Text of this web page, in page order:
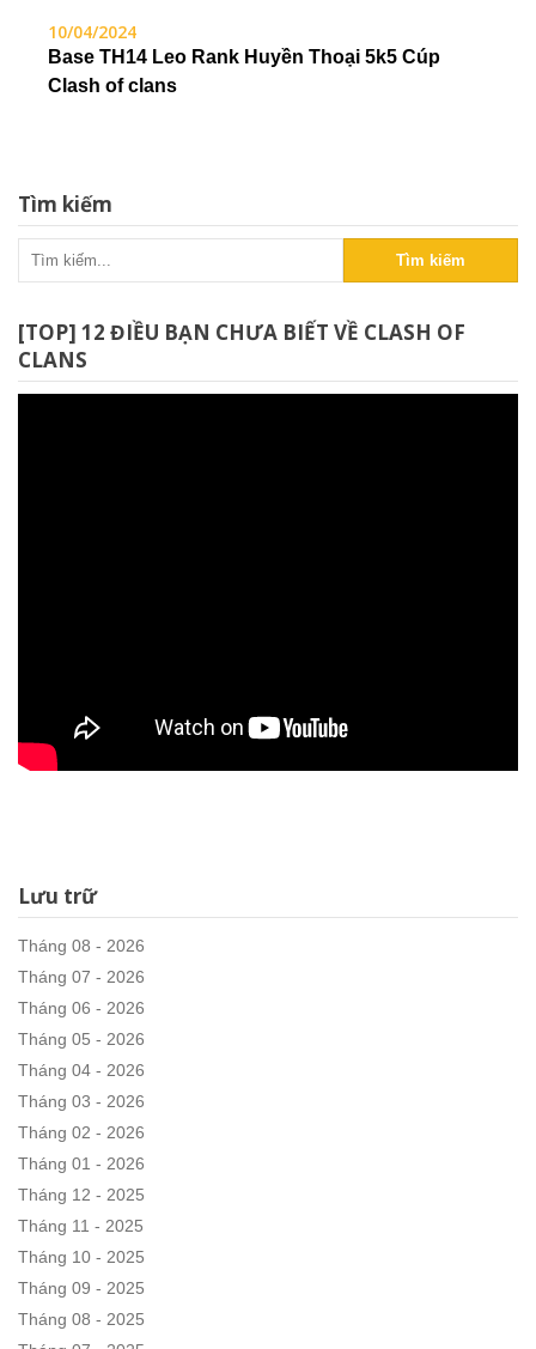
10/04/2024
Base TH14 Leo Rank Huyền Thoại 5k5 Cúp
Clash of clans
Tìm kiếm
Tìm kiếm
[TOP] 12 ĐIỀU BẠN CHƯA BIẾT VỀ CLASH OF
CLANS
Lưu trữ
Tháng 08 - 2026
Tháng 07 - 2026
Tháng 06 - 2026
Tháng 05 - 2026
Tháng 04 - 2026
Tháng 03 - 2026
Tháng 02 - 2026
Tháng 01 - 2026
Tháng 12 - 2025
Tháng 11 - 2025
Tháng 10 - 2025
Tháng 09 - 2025
Tháng 08 - 2025